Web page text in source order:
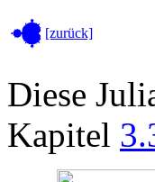
[zurück]
Diese
Kapitel